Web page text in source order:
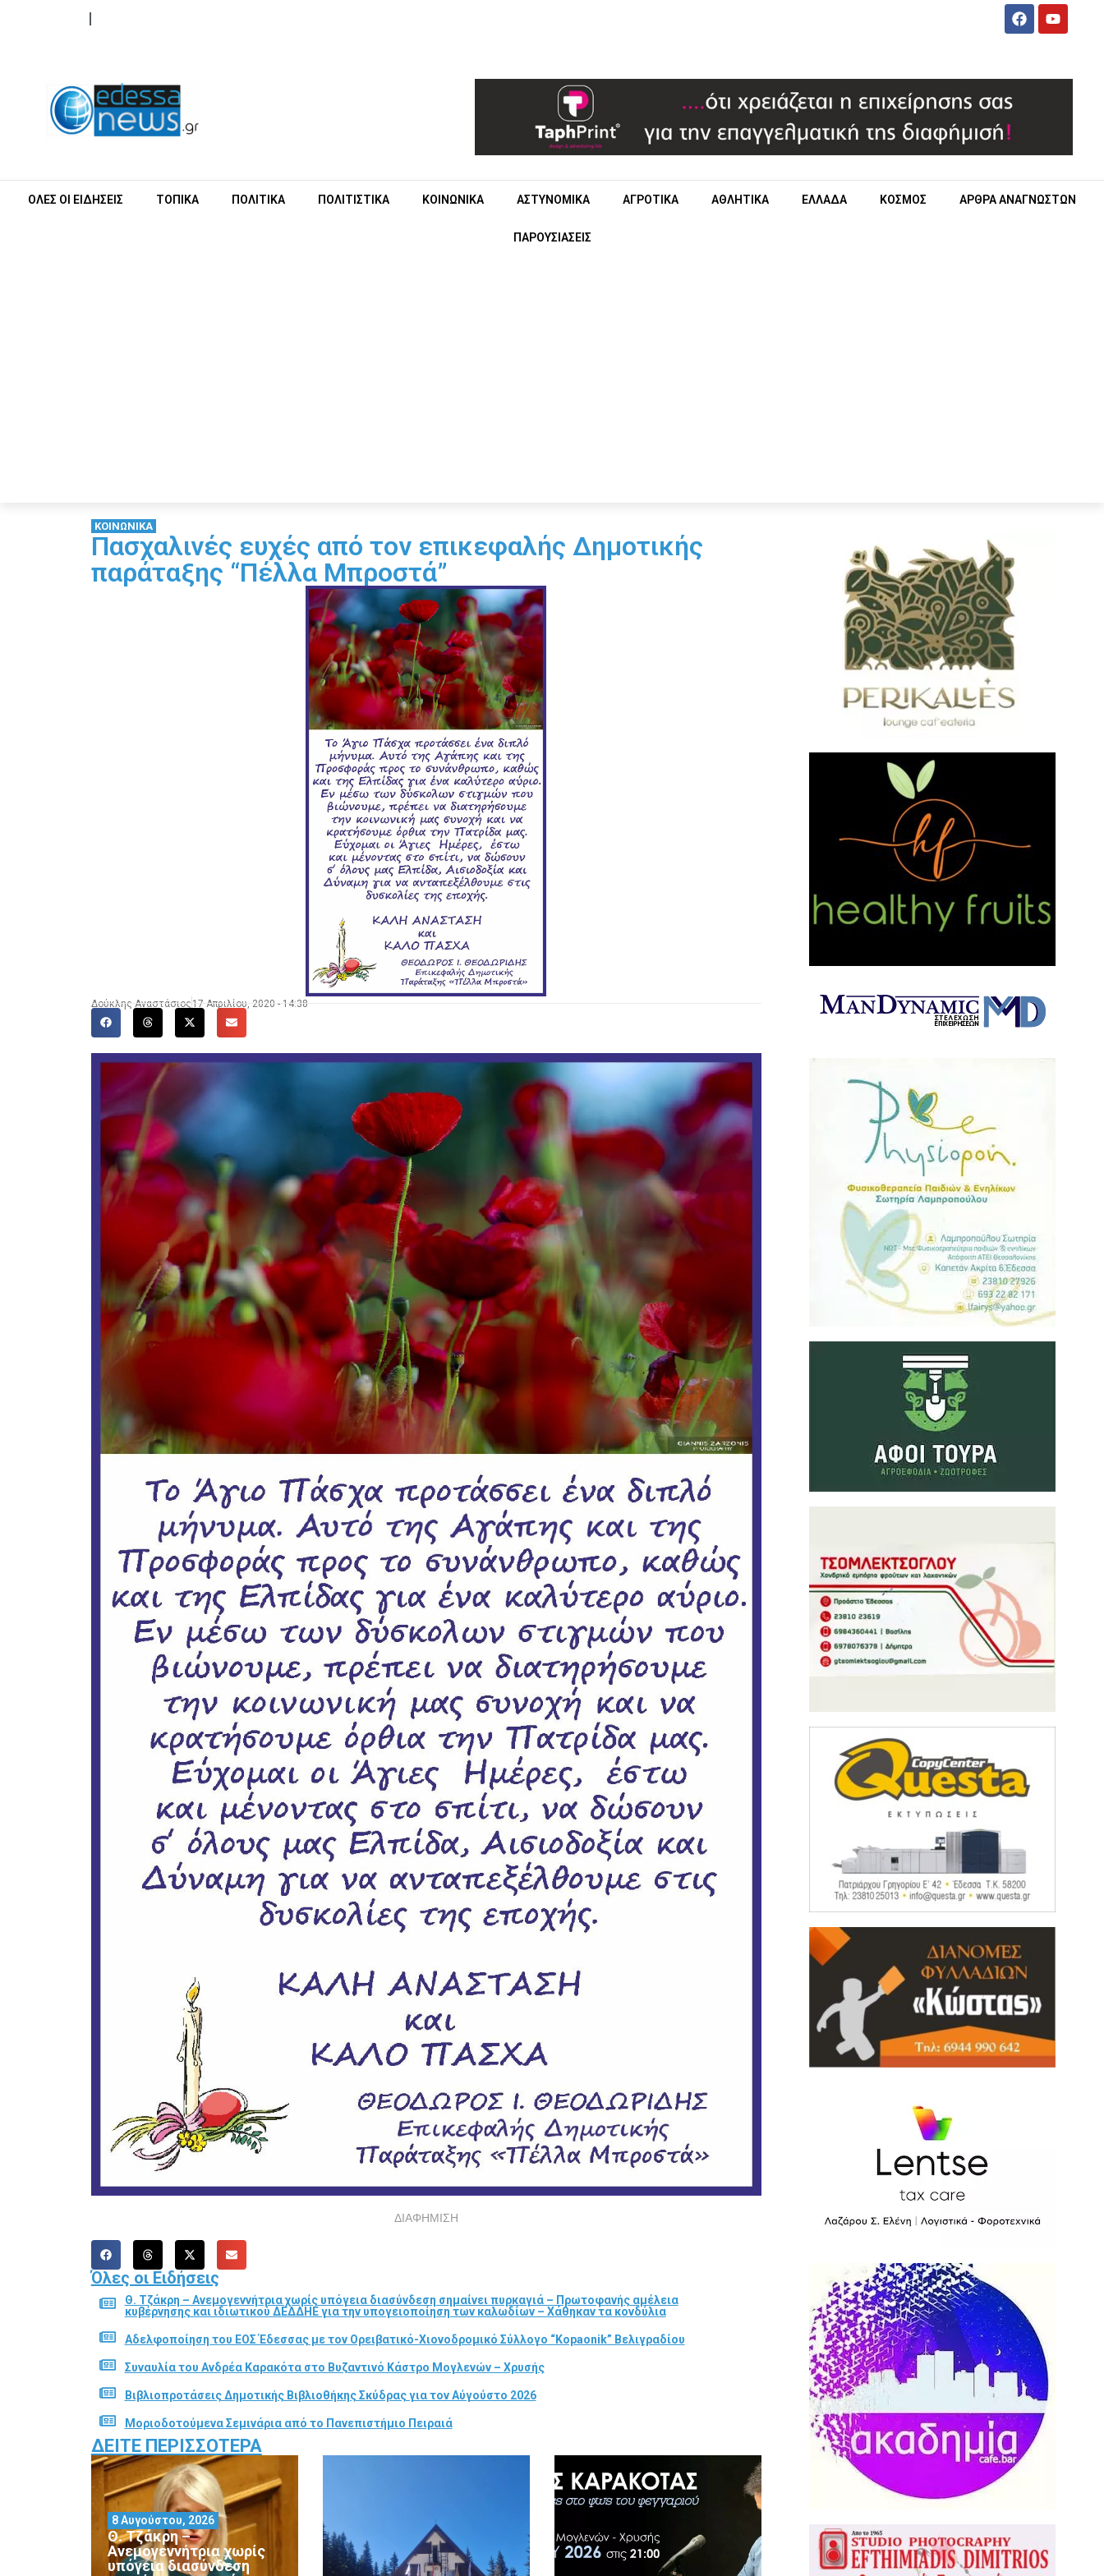
ΟΛΕΣ ΟΙ ΕΙΔΗΣΕΙΣ ΤΟΠΙΚΑ ΠΟΛΙΤΙΚΑ ΠΟΛΙΤΙΣΤΙΚΑ ΚΟΙΝΩΝΙΚΑ ΑΣΤΥΝΟΜΙΚΑ ΑΓΡΟΤΙΚΑ ΑΘΛΗΤΙΚΑ ΕΛΛΑΔΑ ΚΟΣΜΟΣ ΑΡΘΡΑ ΑΝΑΓΝΩΣΤΩΝ
ΠΑΡΟΥΣΙΑΣΕΙΣ
ΚΟΙΝΩΝΙΚΑ
Πασχαλινές ευχές από τον επικεφαλής Δημοτικής
παράταξης “Πέλλα Μπροστά”
Δούκλης Αναστάσιος 17 Απριλίου, 2020 - 14:38
ΔΙΑΦΗΜΙΣΗ
Όλες οι Ειδήσεις
Θ. Τζάκρη – Ανεμογεννήτρια χωρίς υπόγεια διασύνδεση σημαίνει πυρκαγιά – Πρωτοφανής αμέλεια
κυβέρνησης και ιδιωτικού ΔΕΔΔΗΕ για την υπογειοποίηση των καλωδίων – Χάθηκαν τα κονδύλια
Αδελφοποίηση του ΕΟΣ Έδεσσας με τον Ορειβατικό-Χιονοδρομικό Σύλλογο “Kopaonik” Βελιγραδίου
Συναυλία του Ανδρέα Καρακότα στο Βυζαντινό Κάστρο Μογλενών – Χρυσής
Βιβλιοπροτάσεις Δημοτικής Βιβλιοθήκης Σκύδρας για τον Αύγούστο 2026
Μοριοδοτούμενα Σεμινάρια από το Πανεπιστήμιο Πειραιά
ΔΕΊΤΕ ΠΕΡΙΣΣΌΤΕΡΑ
Θ. Τζάκρη –
Ανεμογεννήτρια χωρίς
υπόγεια διασύνδεση
8 Αυγούστου, 2026